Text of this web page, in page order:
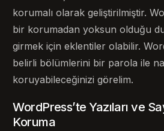
korumalı olarak geliştirilmiştir.
bir korumadan yoksun olduğu
girmek için eklentiler olabilir.
belirli bölümlerini bir parola ile
koruyabileceğinizi görelim.
WordPress’te Yazıları ve
Koruma